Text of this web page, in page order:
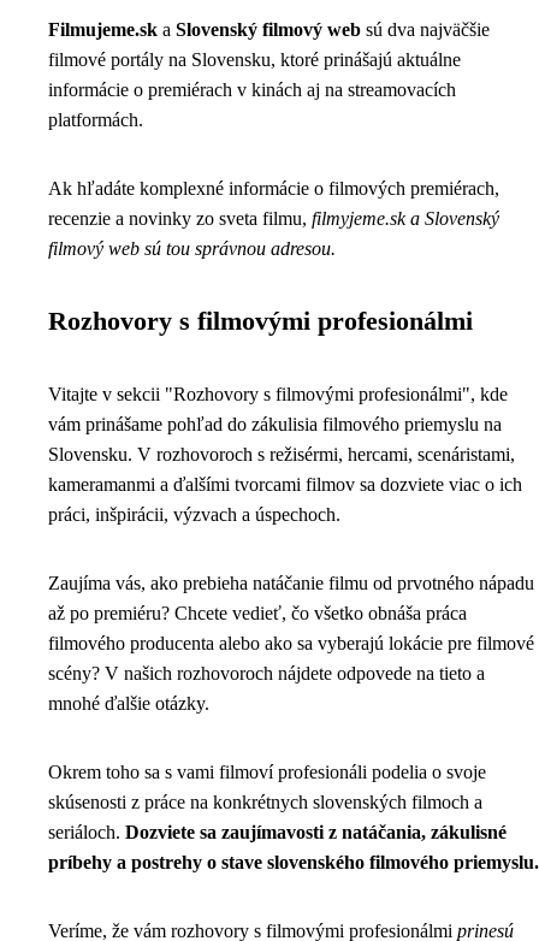
Filmujeme.sk a Slovenský filmový web sú dva najväčšie
filmové portály na Slovensku, ktoré prinášajú aktuálne
informácie o premiérach v kinách aj na streamovacích
platformách.
Ak hľadáte komplexné informácie o filmových premiérach,
recenzie a novinky zo sveta filmu, filmyjeme.sk a Slovenský
filmový web sú tou správnou adresou.
Rozhovory s filmovými profesionálmi
Vitajte v sekcii "Rozhovory s filmovými profesionálmi", kde
vám prinášame pohľad do zákulisia filmového priemyslu na
Slovensku. V rozhovoroch s režisérmi, hercami, scenáristami,
kameramanmi a ďalšími tvorcami filmov sa dozviete viac o ich
práci, inšpirácii, výzvach a úspechoch.
Zaujíma vás, ako prebieha natáčanie filmu od prvotného nápadu
až po premiéru? Chcete vedieť, čo všetko obnáša práca
filmového producenta alebo ako sa vyberajú lokácie pre filmové
scény? V našich rozhovoroch nájdete odpovede na tieto a
mnohé ďalšie otázky.
Okrem toho sa s vami filmoví profesionáli podelia o svoje
skúsenosti z práce na konkrétnych slovenských filmoch a
seriáloch. Dozviete sa zaujímavosti z natáčania, zákulisné
príbehy a postrehy o stave slovenského filmového priemyslu.
Veríme, že vám rozhovory s filmovými profesionálmi prinesú